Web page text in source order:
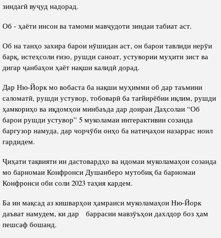
зиндагӣ вуҷуд надорад.
Об - ҳаёти инсон ва тамоми мавҷудоти зиндаи табиат аст.
Об на танҳо захира барои нӯшидан аст, он барои тавлиди нерӯи
барқ, истеҳсоли ғизо, рушди саноат, устувории муҳити зист ва
дигар ҷанбаҳои ҳаёт нақши калидӣ дорад.
Дар Ню-Йорк мо вобаста ба нақши муҳимми об дар таъмини
саломатӣ, рушди устувор, тобоварӣ ба тағйирёбии иқлим, рушди
ҳамкориҳо ва иқдомҳои минбаъда дар доираи Даҳсолаи “Об
барои рушди устувор” 5 муколамаи интерактивии созанда
баргузор намуда, дар чорчӯби онҳо ба натиҷаҳои назаррас ноил
гардидем.
Ҷиҳати тақвияти ин дастовардҳо ва идомаи муколамаҳои созанда
мо барномаи Конфронси Душанберо мутобиқ ба барномаи
Конфронси оби соли 2023 таҳия кардем.
Ба ин мақсад аз кишварҳои ҳамраиси муколамаҳои Ню-Йорк
даъват намудем, ки дар баррасии мавзӯъҳои дахлдор боз ҳам
пешсаф бошанд.